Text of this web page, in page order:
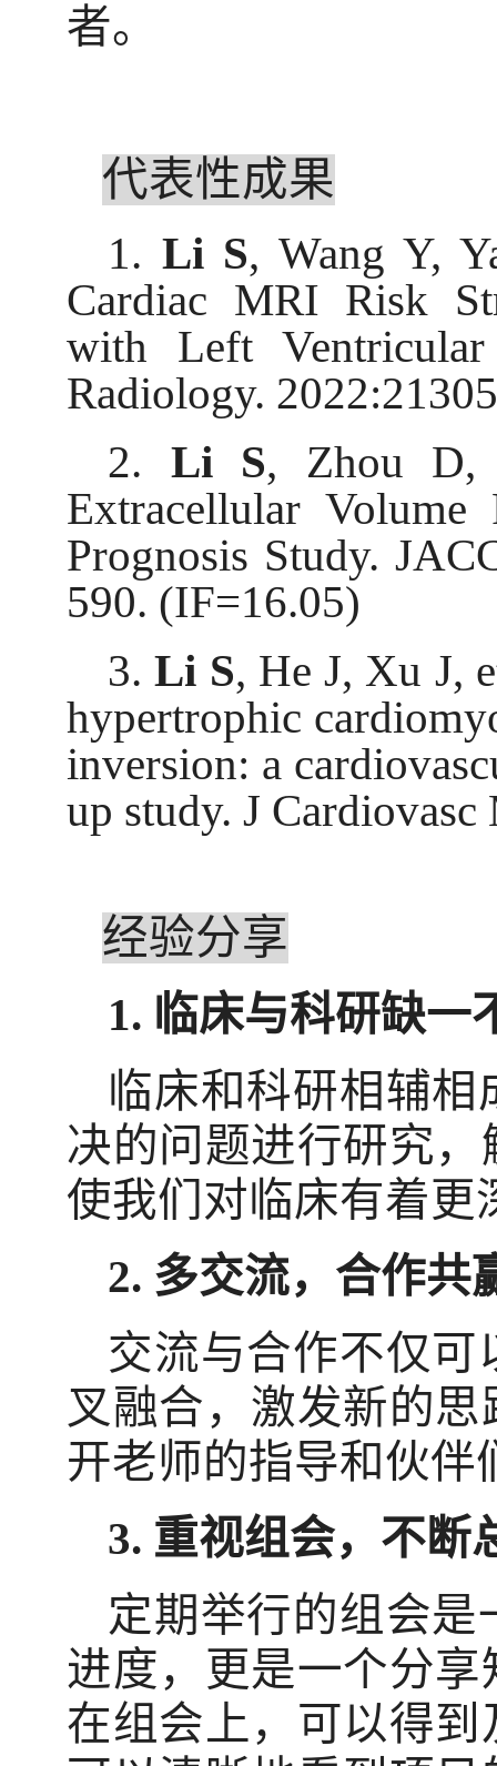
者。
代表性成果
1. Li S, Wang Y,
Cardiac MRI Risk
with Left
Radiology.
2. Li S, Zhou D,
Extracellular
Prognosis Study.
590. (IF=16.05)
3.Li S, He J, Xu J,
hypertrophic
inversion: a
up study. J
经验分享
1. 临床与科研缺一
临床和科研相辅
决的问题进行研究
使我们对临床有着更
2. 多交流，合作共
交流与合作不仅
叉融合，激发新的
开老师的指导和伙伴
3. 重视组会，不断
定期举行的组会
进度，更是一个分
在组会上，可以得